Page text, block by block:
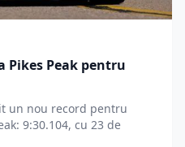
Pikes Peak pentru
un nou record pentru
9:30.104, cu 23 de